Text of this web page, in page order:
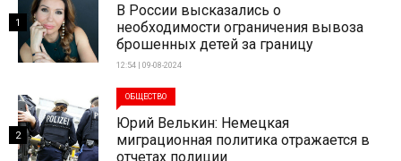
В России высказались о
необходимости ограничения вывоза
брошенных детей за границу
12:54 | 09-08-2024
1
ОБЩЕСТВО
Юрий Велькин: Немецкая
миграционная политика отражается в
отчетах полиции
2